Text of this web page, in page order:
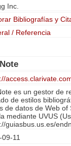
Inc.
Bibliografías y
/ Referencia
es un gestor de
de estilos
de datos de Web
mediante UVUS
guiasbus.us.es/
11